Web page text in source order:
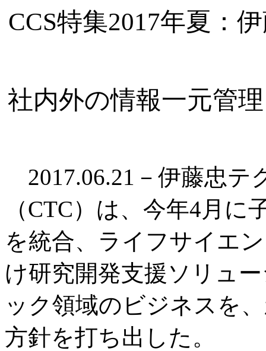
CCS特集2017年夏：
社内外の情報一元管
2017.06.21－伊藤忠テ
（CTC）は、今年4月
を統合、ライフサイエ
け研究開発支援ソリュ
ック領域のビジネスを
方針を打ち出した。